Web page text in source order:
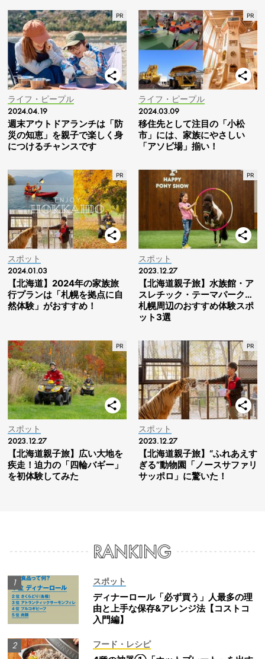
ライフ・ピープル
2024.04.19
週末アウトドアランチは「防
災の知恵」を親子で楽しく身
につけるチャンスです
ライフ・ピープル
2024.03.09
移住先として注目の「小松
市」には、家族にやさしい
「アソビ場」揃い！
スポット
2024.01.03
【北海道】2024年の家族旅
行プランは「札幌を拠点に自
然体験」がおすすめ！
スポット
2023.12.27
【北海道親子旅】水族館・ア
スレチック・テーマパーク…
札幌周辺のおすすめ体験スポ
ット3選
スポット
2023.12.27
【北海道親子旅】広い大地を
疾走！迫力の「四輪バギー」
を初体験してみた
スポット
2023.12.27
【北海道親子旅】“ふれあえす
ぎる”動物園「ノースサファリ
サッポロ」に驚いた！
スポット
ディナーロール「必ず買う」人最多の理
由と上手な保存&アレンジ法【コストコ
入門編】
フード・レシピ